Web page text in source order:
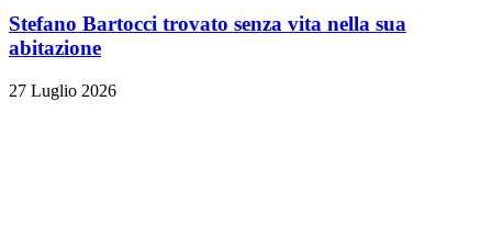
Stefano Bartocci trovato senza vita nella sua
abitazione
27 Luglio 2026